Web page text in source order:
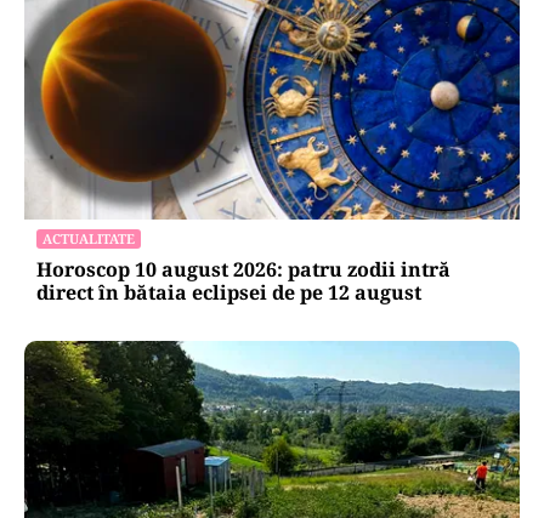
ACTUALITATE
Horoscop 10 august 2026: patru zodii intră
direct în bătaia eclipsei de pe 12 august